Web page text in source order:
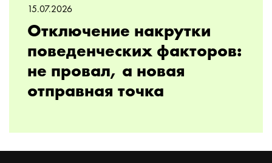
15.07.2026
Отключение накрутки
поведенческих факторов:
не провал, а новая
отправная точка